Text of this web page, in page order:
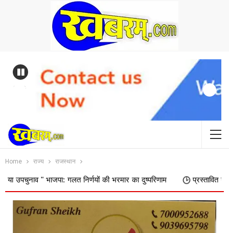
Previous
Home राज्य राजस्थान
गलत निर्णयों की भरमार का दुष्परिणाम प्रस्तावित नगर निगम में